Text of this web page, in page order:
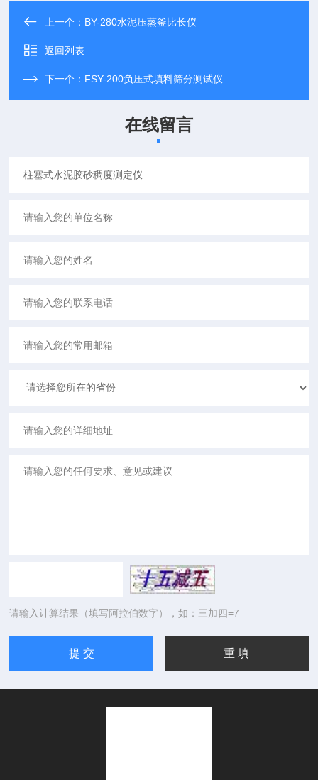
上一个： BY-280水泥压蒸釜比长仪
返回列表
下一个： FSY-200负压式填料筛分测试仪
在线留言
请输入计算结果（填写阿拉伯数字），如：三加四=7